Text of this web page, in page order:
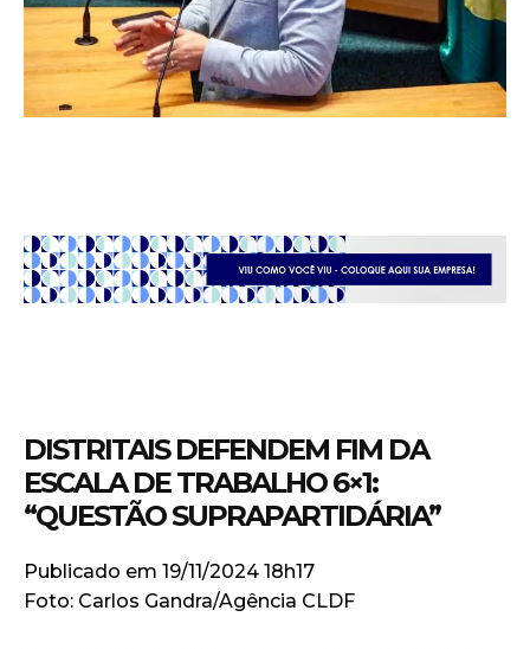
DISTRITAIS DEFENDEM FIM DA
ESCALA DE TRABALHO 6×1:
“QUESTÃO SUPRAPARTIDÁRIA”
Publicado em 19/11/2024 18h17
Foto: Carlos Gandra/Agência CLDF